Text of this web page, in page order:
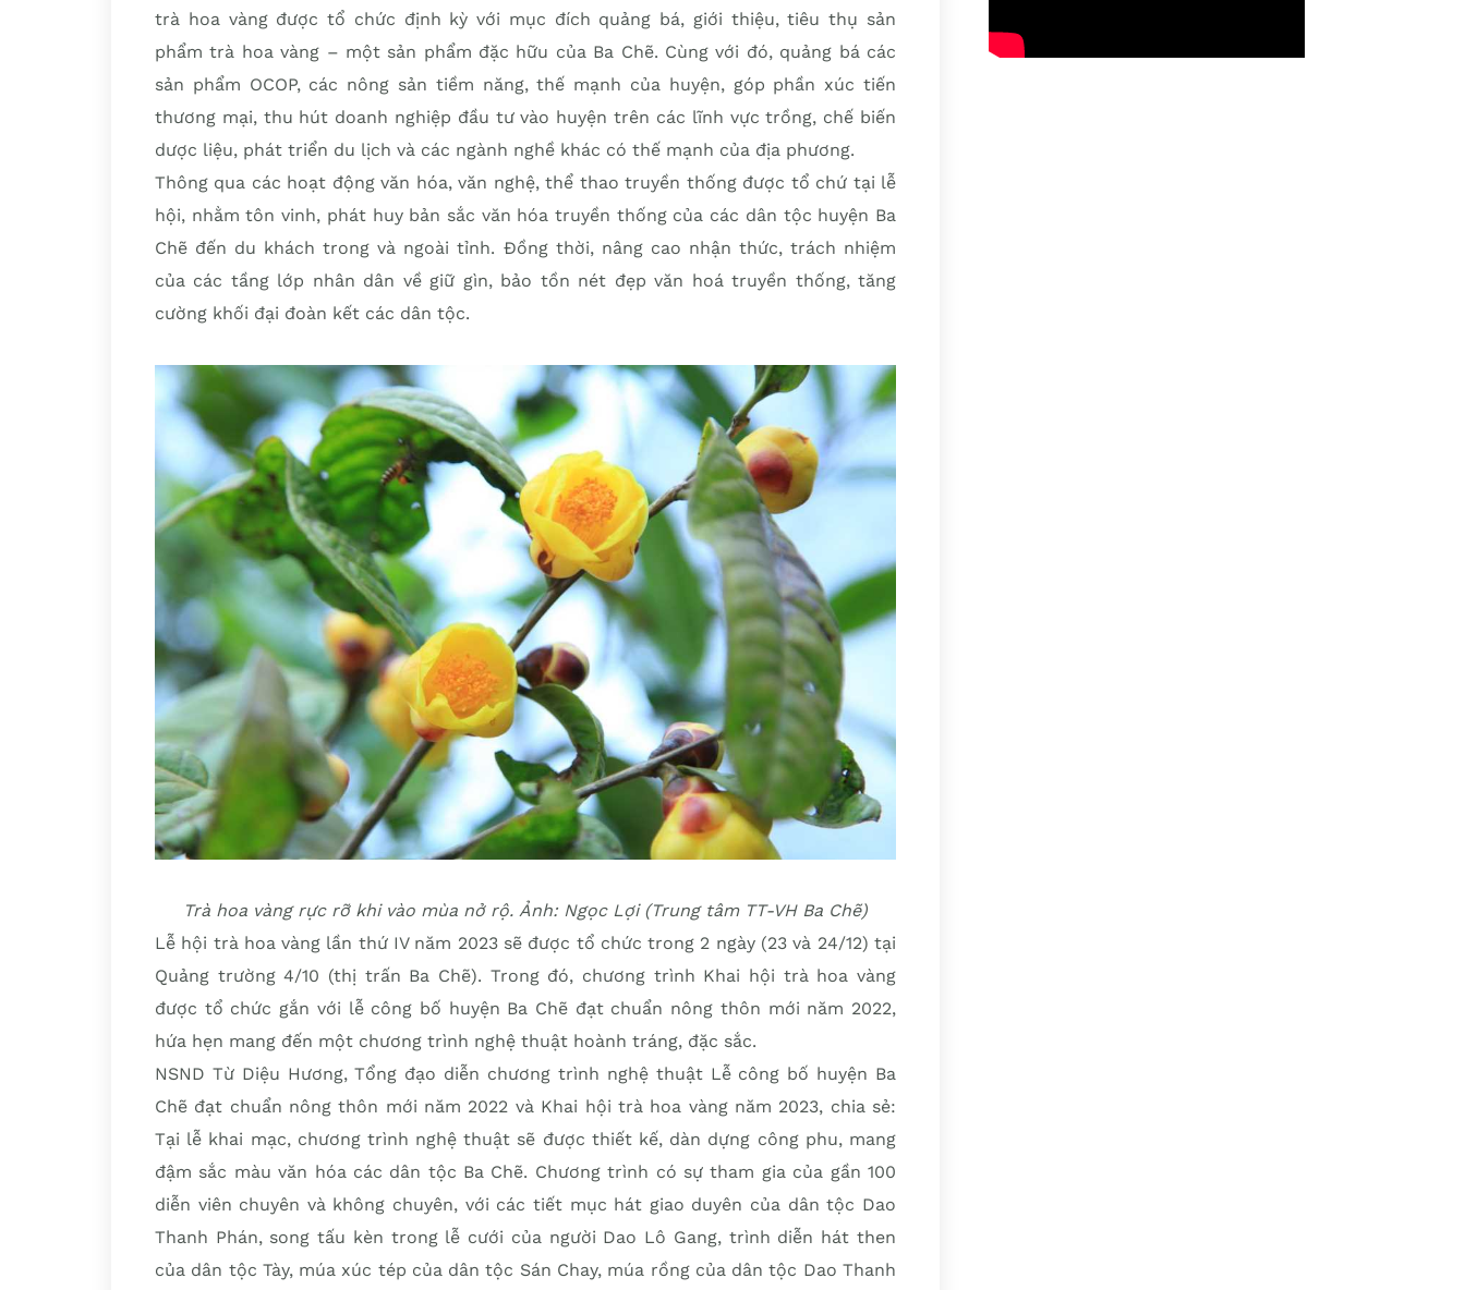
trà hoa vàng được tổ chức định kỳ với mục đích quảng bá, giới thiệu, tiêu thụ sản
phẩm trà hoa vàng – một sản phẩm đặc hữu của Ba Chẽ. Cùng với đó, quảng bá các
sản phẩm OCOP, các nông sản tiềm năng, thế mạnh của huyện, góp phần xúc tiến
thương mại, thu hút doanh nghiệp đầu tư vào huyện trên các lĩnh vực trồng, chế biến
dược liệu, phát triển du lịch và các ngành nghề khác có thế mạnh của địa phương.
Thông qua các hoạt động văn hóa, văn nghệ, thể thao truyền thống được tổ chứ tại lễ
hội, nhằm tôn vinh, phát huy bản sắc văn hóa truyền thống của các dân tộc huyện Ba
Chẽ đến du khách trong và ngoài tỉnh. Đồng thời, nâng cao nhận thức, trách nhiệm
của các tầng lớp nhân dân về giữ gìn, bảo tồn nét đẹp văn hoá truyền thống, tăng
cường khối đại đoàn kết các dân tộc.
Trà hoa vàng rực rỡ khi vào mùa nở rộ. Ảnh: Ngọc Lợi (Trung tâm TT-VH Ba Chẽ)
Lễ hội trà hoa vàng lần thứ IV năm 2023 sẽ được tổ chức trong 2 ngày (23 và 24/12) tại
Quảng trường 4/10 (thị trấn Ba Chẽ). Trong đó, chương trình Khai hội trà hoa vàng
được tổ chức gắn với lễ công bố huyện Ba Chẽ đạt chuẩn nông thôn mới năm 2022,
hứa hẹn mang đến một chương trình nghệ thuật hoành tráng, đặc sắc.
NSND Từ Diệu Hương, Tổng đạo diễn chương trình nghệ thuật Lễ công bố huyện Ba
Chẽ đạt chuẩn nông thôn mới năm 2022 và Khai hội trà hoa vàng năm 2023, chia sẻ:
Tại lễ khai mạc, chương trình nghệ thuật sẽ được thiết kế, dàn dựng công phu, mang
đậm sắc màu văn hóa các dân tộc Ba Chẽ. Chương trình có sự tham gia của gần 100
diễn viên chuyên và không chuyên, với các tiết mục hát giao duyên của dân tộc Dao
Thanh Phán, song tấu kèn trong lễ cưới của người Dao Lô Gang, trình diễn hát then
của dân tộc Tày, múa xúc tép của dân tộc Sán Chay, múa rồng của dân tộc Dao Thanh